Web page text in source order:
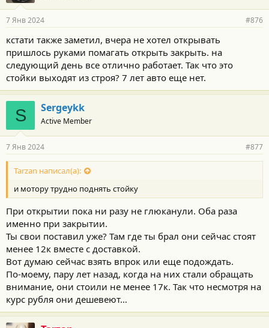
7 Янв 2024 #876
кстати также заметил, вчера не хотел открывать
пришлось руками помагать открыть закрыть. на
следующий день все отлично работает. Так что это
стойки выходят из строя? 7 лет авто еще нет.
S Sergeykk
Active Member
7 Янв 2024 #877
Tarzan написал(а):
и мотору трудно поднять стойку
При открытии пока ни разу не глюканули. Оба раза
именно при закрытии.
Ты свои поставил уже? Там где ты брал они сейчас стоят
менее 12к вместе с доставкой.
Вот думаю сейчас взять впрок или еще подождать.
По-моему, пару лет назад, когда на них стали обращать
внимание, они стоили не менее 17к. Так что несмотря на
курс рубля они дешевеют…